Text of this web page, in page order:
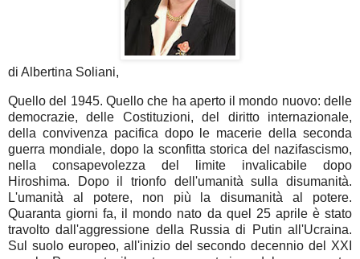
di Albertina Soliani,
Quello del 1945. Quello che ha aperto il mondo nuovo: delle
democrazie, delle Costituzioni, del diritto internazionale,
della convivenza pacifica dopo le macerie della seconda
guerra mondiale, dopo la sconfitta storica del nazifascismo,
nella consapevolezza del limite invalicabile dopo
Hiroshima.
Dopo il trionfo dell'umanità sulla disumanità.
L'umanità al potere, non più la disumanità al potere.
Quaranta giorni fa, il mondo nato da quel 25 aprile è stato
travolto dall'aggressione della Russia di Putin all'Ucraina.
Sul suolo europeo, all'inizio del secondo decennio del XXI